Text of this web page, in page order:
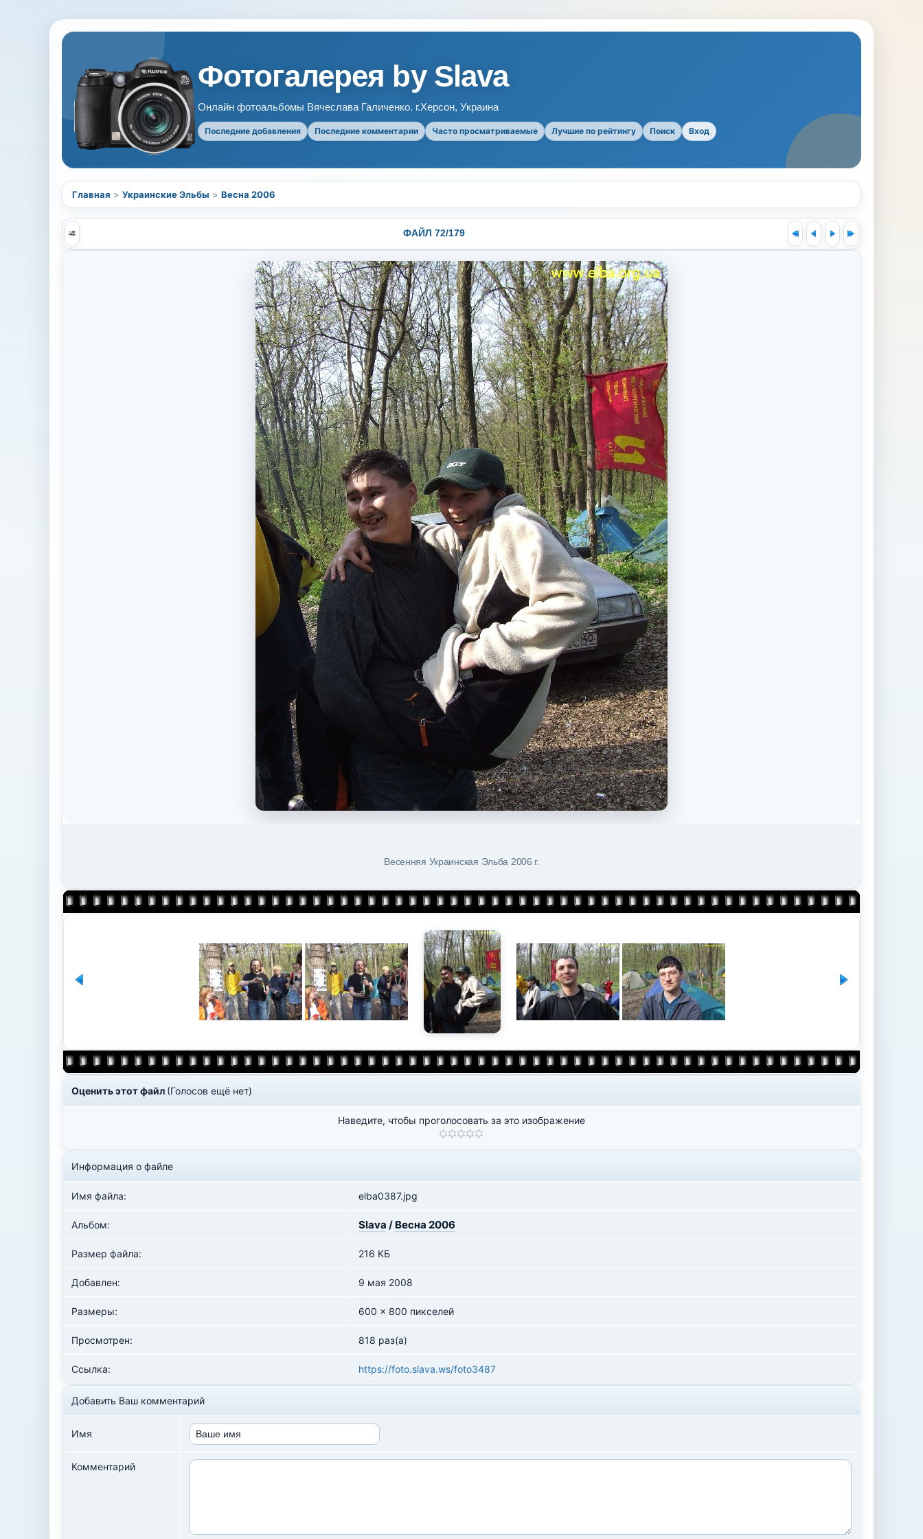
Фотогалерея by Slava
Онлайн фотоальбомы Вячеслава Галиченко. г.Херсон, Украина
Последние добавления Последние комментарии Часто просматриваемые Лучшие по рейтингу Поиск Вход
Главная > Украинские Эльбы > Весна 2006
ФАЙЛ 72/179
Весенняя Украинская Эльба 2006 г.
Оценить этот файл (Голосов ещё нет)
Наведите, чтобы проголосовать за это изображение
Информация о файле
Имя файла: elba0387.jpg
Альбом: Slava / Весна 2006
Размер файла: 216 КБ
Добавлен: 9 мая 2008
Размеры: 600 x 800 пикселей
Просмотрен: 818 раз(а)
Ссылка: https://foto.slava.ws/foto3487
Добавить Ваш комментарий
Имя
Комментарий